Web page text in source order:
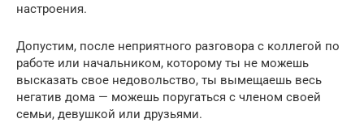
настроения.
Допустим, после неприятного разговора с коллегой по
работе или начальником, которому ты не можешь
высказать свое недовольство, ты вымещаешь весь
негатив дома — можешь поругаться с членом своей
семьи, девушкой или друзьями.